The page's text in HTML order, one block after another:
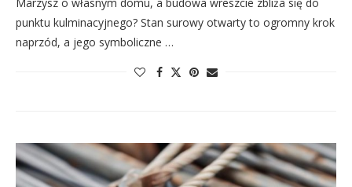
punktu kulminacyjnego? Stan surowy otwarty to ogromny krok
naprzód, a jego symboliczne …